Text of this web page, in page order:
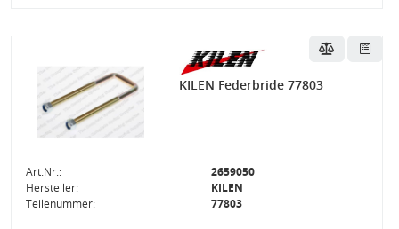
KILEN Federbride 77803
Art.Nr.:
2659050
Hersteller:
KILEN
Teilenummer:
77803